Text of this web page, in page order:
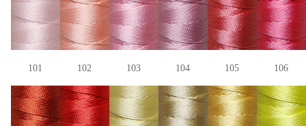
101 102 103 104 105 106